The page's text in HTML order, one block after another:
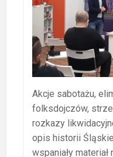
Akcje sabotażu,
folksdojczów,
rozkazy
opis historii
wspaniały